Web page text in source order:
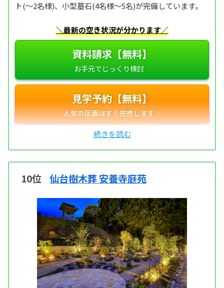
ト(～2名様)、小型墓石(4名様～5名)が完備しています。
＼最新の空き状況が分かります／
資料請求【無料】
見学予約【無料】
10位 仙台樹木葬 安養寺庭苑